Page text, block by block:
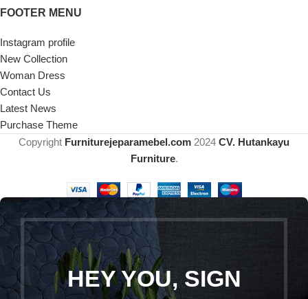
FOOTER MENU
Instagram profile
New Collection
Woman Dress
Contact Us
Latest News
Purchase Theme
Copyright Furniturejeparamebel.com 2024 CV. Hutankayu
Furniture.
HEY YOU, SIGN